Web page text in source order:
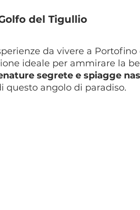
del Tigullio
da vivere a Portofino
ideale per ammirare la
segrete e spiagge
questo angolo di paradiso.